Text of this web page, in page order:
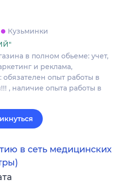
Кузьминки
в полном обьеме: учет,
и реклама,
опыт работы в
, наличие опыта работы в
в сеть медицинских